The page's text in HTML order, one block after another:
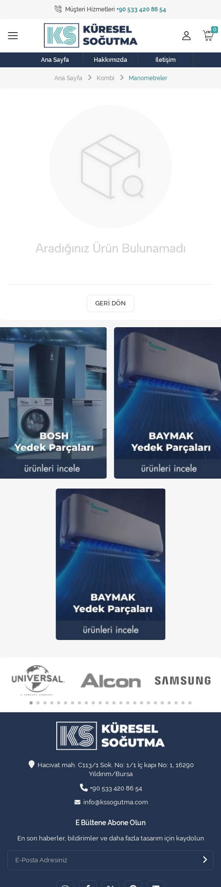
Müşteri Hizmetleri +90 533 420 86 54
Tüm Kategoriler
Bulaşık Makinesi
Buzdolabı
Çamaşır Kurutma Makinesi
Elektrikli Aksamlar
Elektrikli Süpürge
Fan
Klima
Musluk
Soğutma Sistemleri
Şofben ve Termosifon
Ana Sayfa Hakkımızda İletişim
Ana Sayfa Kombi Manometreler
GERI DÖN
Hacıvat mah. C113/1 Sok. No: 1/1 İç kapı No: 1, 16290
Yıldırım/Bursa
+90 533 420 86 54
info@kssogutma.com
E Bültene Abone Olun
En son haberler, bildirimler ve daha fazla tasarım için kaydolun